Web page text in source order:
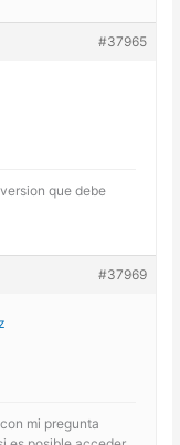
#37965
que debe
#37969
mi pregunta